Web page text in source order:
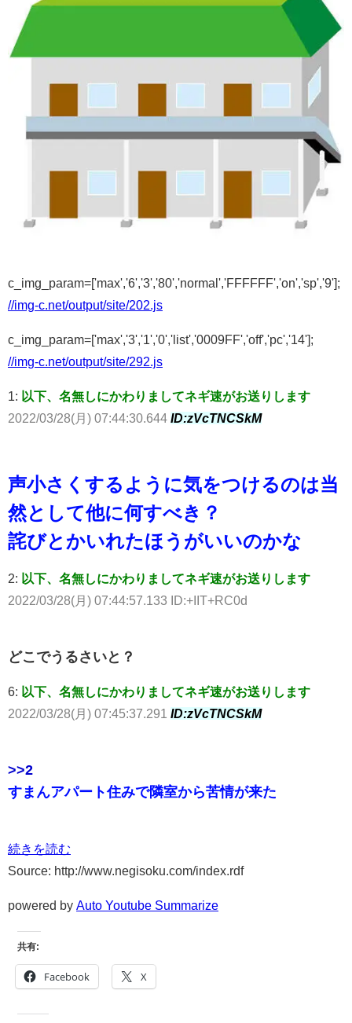
c_img_param=['max','6','3','80','normal','FFFFFF','on','sp','9'];
//img-c.net/output/site/202.js
c_img_param=['max','3','1','0','list','0009FF','off','pc','14'];
//img-c.net/output/site/292.js
1: 以下、名無しにかわりましてネギ速がお送りします
2022/03/28(月) 07:44:30.644 ID:zVcTNCSkM
声小さくするように気をつけるのは当
然として他に何すべき？
詫びとかいれたほうがいいのかな
2: 以下、名無しにかわりましてネギ速がお送りします
2022/03/28(月) 07:44:57.133 ID:+IIT+RC0d
どこでうるさいと？
6: 以下、名無しにかわりましてネギ速がお送りします
2022/03/28(月) 07:45:37.291 ID:zVcTNCSkM
>>2
すまんアパート住みで隣室から苦情が来た
続きを読む
Source: http://www.negisoku.com/index.rdf
powered by Auto Youtube Summarize
共有:
Facebook X